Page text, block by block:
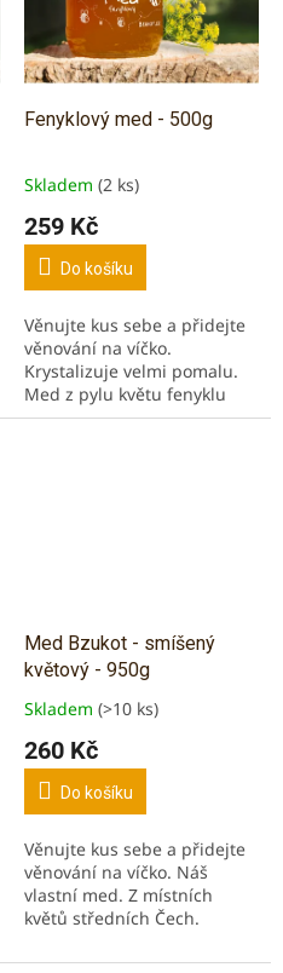
Fenyklový med - 500g
Průměrné
produktu
5,0
5
hvězdiček.
Skladem (2 ks)
259 Kč
Do košíku
Věnujte kus sebe a přidejte
věnování na víčko.
Krystalizuje velmi pomalu.
Med z pylu květu fenyklu
obecného. Med tmavé barvy.
Med Bzukot - smíšený
květový - 950g
Průměrné
produktu
5,0
5
hvězdiček.
Skladem (>10 ks)
260 Kč
Do košíku
Věnujte kus sebe a přidejte
věnování na víčko. Náš
vlastní med. Z místních
květů středních Čech.
pokrmů, marinád. Svěží,